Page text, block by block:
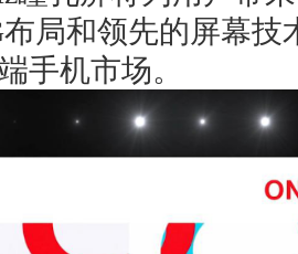
布局和领先的屏幕
手机市场。